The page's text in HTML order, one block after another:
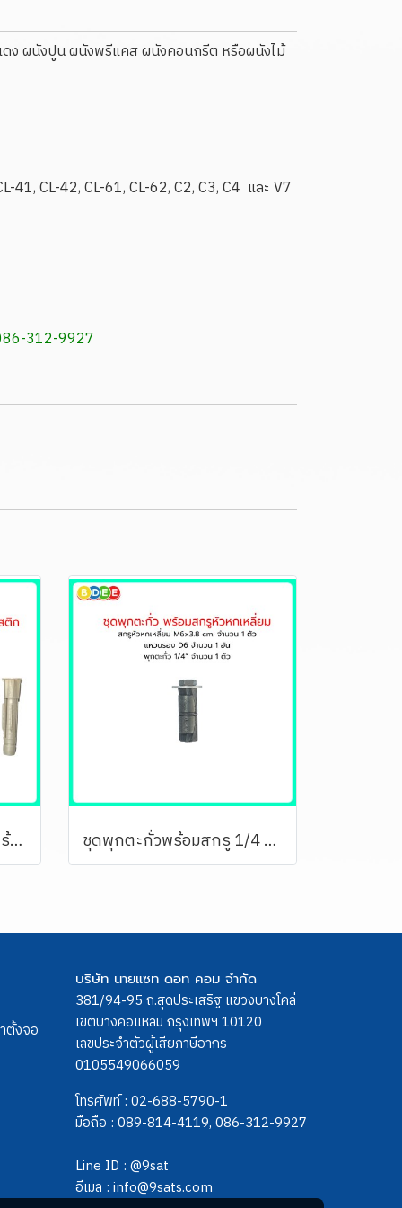
ง ผนังปูน ผนังพรีแคส ผนังคอนกรีต หรือผนังไม้
41, CL-42, CL-61, CL-62, C2, C3, C4 และ V7
312-9927
ชุดสกรูเกลียวปล่อย M8 พร้อมพุกพลาสติก M10 (ชุดละ 4 ตัว) ชุดพุกตะกั่วพร้อมสกรู 1/4 จำนวน 1 ตัว
ตั้งจอ
บริษัท นายแซท ดอท คอม จำกัด
381/94-95 ถ.สุดประเสริฐ แขวงบางโคล่
เขตบางคอแหลม กรุงเทพฯ 10120
เลขประจำตัวผู้เสียภาษีอากร
0105549066059
โทรศัพท์ : 02-688-5790-1
มือถือ : 089-814-4119, 086-312-9927
Line ID : @9sat
อีเมล : info@9sats.com